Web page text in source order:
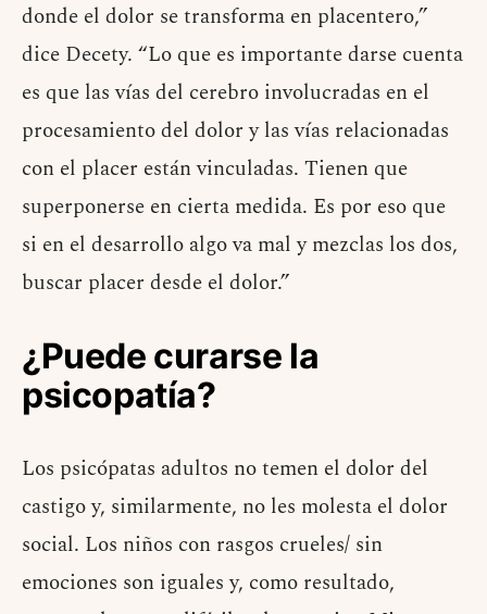
donde el dolor se transforma en placentero,”
dice Decety. “Lo que es importante darse cuenta
es que las vías del cerebro involucradas en el
procesamiento del dolor y las vías relacionadas
con el placer están vinculadas. Tienen que
superponerse en cierta medida. Es por eso que
si en el desarrollo algo va mal y mezclas los dos,
buscar placer desde el dolor.”
¿Puede curarse la
psicopatía?
Los psicópatas adultos no temen el dolor del
castigo y, similarmente, no les molesta el dolor
social. Los niños con rasgos crueles/ sin
emociones son iguales y, como resultado,